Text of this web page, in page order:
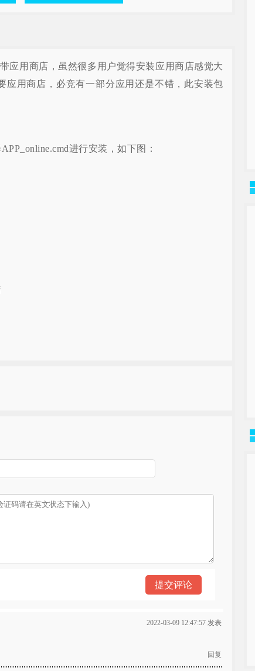
用商店，虽然很多用户觉得安装应用商店感觉大
应用商店，必竞有一部分应用还是不错，此安装包
进行安装，如下图：
2022-03-09 12:47:57 发表
回复